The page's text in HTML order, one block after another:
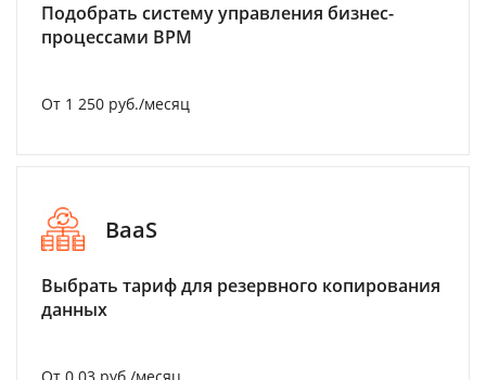
Подобрать систему управления бизнес-
процессами BPM
От 1 250 руб./месяц
BaaS
Выбрать тариф для резервного копирования
данных